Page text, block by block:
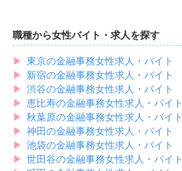
職種から女性バイト・求人を探す
▶︎ 東京の金融事務女性求人・バイト
▶︎ 新宿の金融事務女性求人・バイト
▶︎ 渋谷の金融事務女性求人・バイト
▶︎ 恵比寿の金融事務女性求人・バイト
▶︎ 秋葉原の金融事務女性求人・バイト
▶︎ 神田の金融事務女性求人・バイト
▶︎ 池袋の金融事務女性求人・バイト
▶︎ 世田谷の金融事務女性求人・バイト